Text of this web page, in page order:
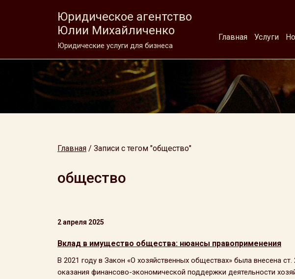
Юридическое агентство
Юлии Михайличенко
Юридические услуги для бизнеса
Главная Услуги
Главная / Записи с тегом "общество"
общество
2 апреля 2025
Вклад в имущество общества: нюансы правоприменения
В 2021 году в Закон «О хозяйственных обществах» была внесена
оказания финансово-экономической поддержки деятельности